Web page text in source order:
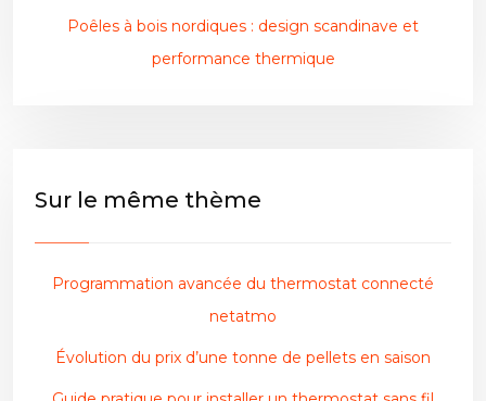
Poêles à bois nordiques : design scandinave et
performance thermique
Sur le même thème
Programmation avancée du thermostat connecté
netatmo
Évolution du prix d’une tonne de pellets en saison